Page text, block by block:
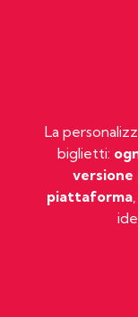
La
biglietti:
versione
piattaforma